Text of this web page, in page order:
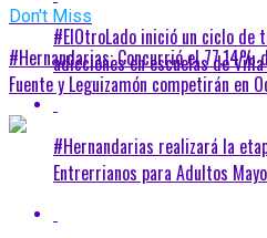
Don't Miss
#Hernandarias: Concurrió el 77,14%
Fuente y Leguizamón competirán en
#ElOtroLado inició un ciclo de
adicciones en escuelas de
#Hernandarias realizará la
Entrerrianos para Adultos